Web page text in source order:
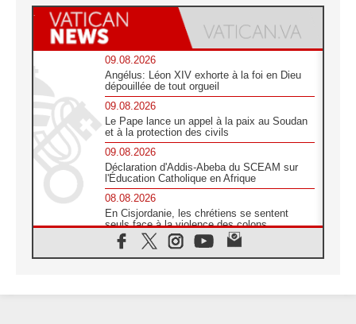
09.08.2026
Angélus: Léon XIV exhorte à la foi en Dieu
dépouillée de tout orgueil
09.08.2026
Le Pape lance un appel à la paix au Soudan
et à la protection des civils
09.08.2026
Déclaration d'Addis-Abeba du SCEAM sur
l'Éducation Catholique en Afrique
08.08.2026
En Cisjordanie, les chrétiens se sentent
seuls face à la violence des colons
08.08.2026
Léon XIV au sanctuaire de Notre Dame du